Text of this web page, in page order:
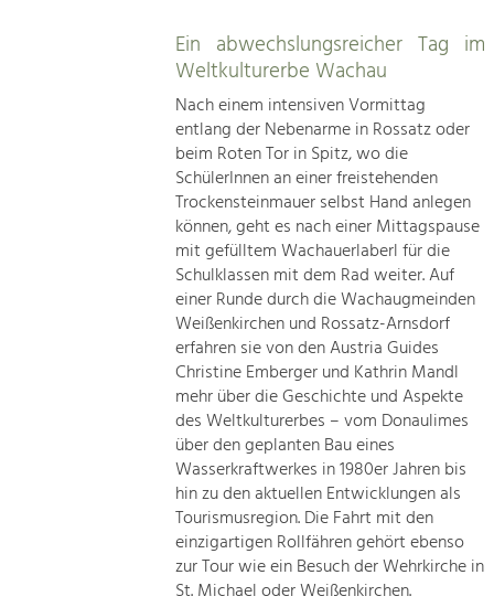
Ein abwechslungsreicher Tag im
Weltkulturerbe Wachau
Nach einem intensiven Vormittag
entlang der Nebenarme in Rossatz oder
beim Roten Tor in Spitz, wo die
SchülerInnen an einer freistehenden
Trockensteinmauer selbst Hand anlegen
können, geht es nach einer Mittagspause
mit gefülltem Wachauerlaberl für die
Schulklassen mit dem Rad weiter. Auf
einer Runde durch die Wachaugmeinden
Weißenkirchen und Rossatz-Arnsdorf
erfahren sie von den Austria Guides
Christine Emberger und Kathrin Mandl
mehr über die Geschichte und Aspekte
des Weltkulturerbes – vom Donaulimes
über den geplanten Bau eines
Wasserkraftwerkes in 1980er Jahren bis
hin zu den aktuellen Entwicklungen als
Tourismusregion. Die Fahrt mit den
einzigartigen Rollfähren gehört ebenso
zur Tour wie ein Besuch der Wehrkirche in
St. Michael oder Weißenkirchen.